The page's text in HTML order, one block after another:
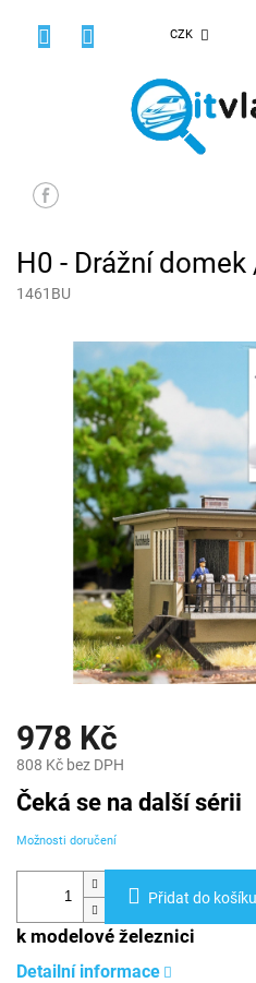
CZK
H0 - Drážní
1461BU
978 Kč
808 Kč bez DPH
Měrná
cena:
Čeká se na další sérii
Možnosti doručení
Přidat do košíku
k modelové železnici
Detailní informace